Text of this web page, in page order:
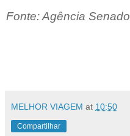
Fonte: Agência Senado
MELHOR VIAGEM at 10:50
Compartilhar